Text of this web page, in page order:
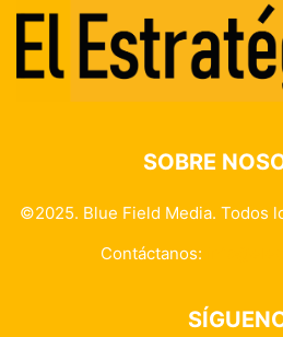
SOBRE
©2025. Blue Field Media. Todos
Contáctanos: